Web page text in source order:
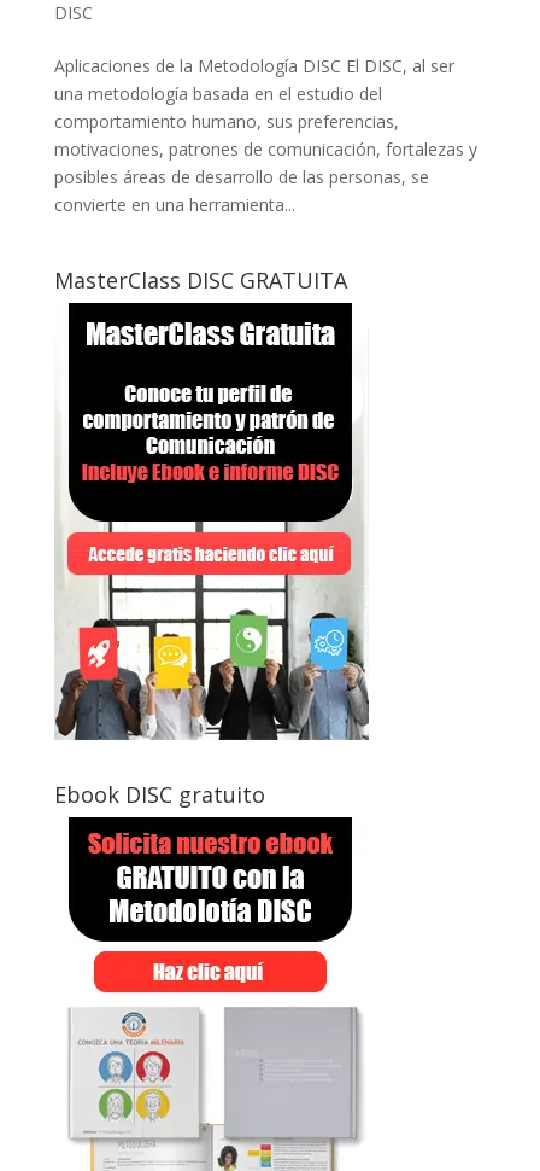
DISC
Aplicaciones de la Metodología DISC El DISC, al ser
una metodología basada en el estudio del
comportamiento humano, sus preferencias,
motivaciones, patrones de comunicación, fortalezas y
posibles áreas de desarrollo de las personas, se
convierte en una herramienta...
MasterClass DISC GRATUITA
Ebook DISC gratuito